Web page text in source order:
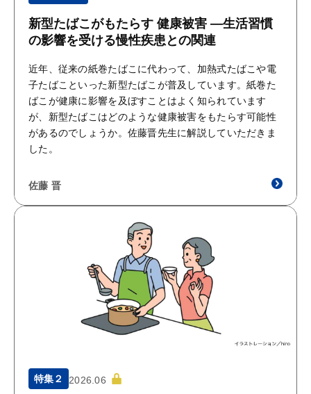
新型たばこがもたらす 健康被害 ―生活習慣
の影響を受ける慢性疾患との関連
近年、従来の紙巻たばこに代わって、加熱式たばこや電
子たばこといった新型たばこが普及しています。紙巻た
ばこが健康に影響を及ぼすことはよく知られています
が、新型たばこはどのような健康被害をもたらす可能性
があるのでしょうか。佐藤晋先生に解説していただきま
した。
佐藤 晋
特集２ 2026.06